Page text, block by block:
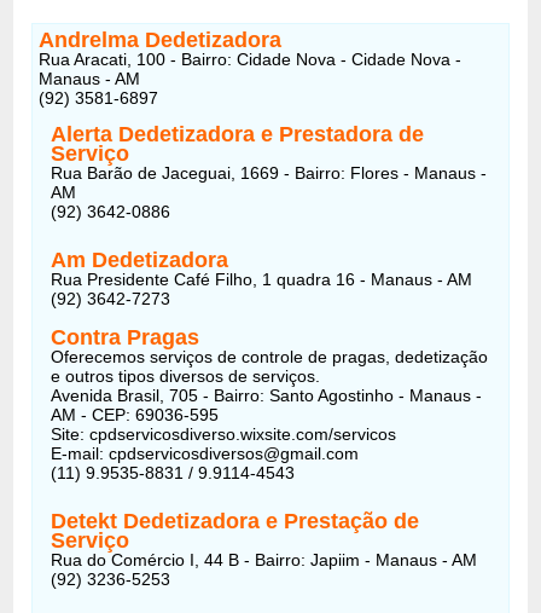
Andrelma Dedetizadora
Rua Aracati, 100 - Bairro: Cidade Nova - Cidade Nova -
Manaus - AM
(92) 3581-6897
Alerta Dedetizadora e Prestadora de
Serviço
Rua Barão de Jaceguai, 1669 - Bairro: Flores - Manaus -
AM
(92) 3642-0886
Am Dedetizadora
Rua Presidente Café Filho, 1 quadra 16 - Manaus - AM
(92) 3642-7273
Contra Pragas
Oferecemos serviços de controle de pragas, dedetização
e outros tipos diversos de serviços.
Avenida Brasil, 705 - Bairro: Santo Agostinho - Manaus -
AM - CEP: 69036-595
Site: cpdservicosdiverso.wixsite.com/servicos
E-mail: cpdservicosdiversos@gmail.com
(11) 9.9535-8831 / 9.9114-4543
Detekt Dedetizadora e Prestação de
Serviço
Rua do Comércio I, 44 B - Bairro: Japiim - Manaus - AM
(92) 3236-5253